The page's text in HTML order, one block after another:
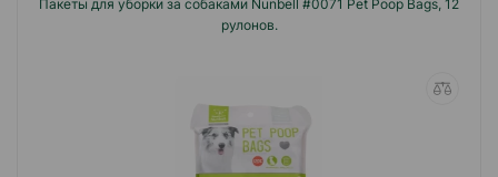
Пакеты для уборки за собаками Nunbell #0071 Pet Poop Bags, 12
рулонов.